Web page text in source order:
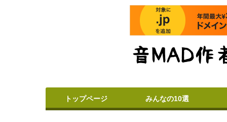
トップページ みんなの10選